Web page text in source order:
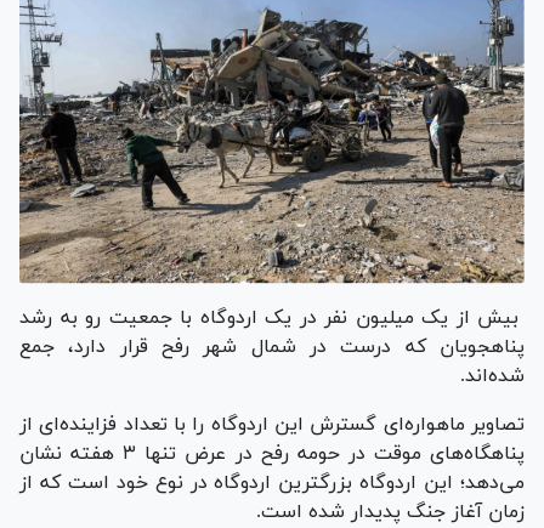
بیش از یک میلیون نفر در یک اردوگاه با جمعیت رو به رشد
پناهجویان که درست در شمال شهر رفح قرار دارد، جمع
شده‌اند.
تصاویر ماهواره‌ای گسترش این اردوگاه را با تعداد فزاینده‌ای از
پناهگاه‌های موقت در حومه رفح در عرض تنها ۳ هفته نشان
می‌دهد؛ این اردوگاه بزرگترین اردوگاه در نوع خود است که از
زمان آغاز جنگ پدیدار شده است.